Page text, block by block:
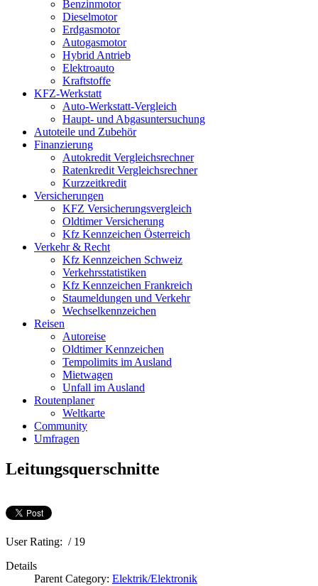
Benzinmotor
Dieselmotor
Erdgasmotor
Autogasmotor
Hybrid Antrieb
Elektroauto
Kraftstoffe
KFZ-Werkstatt
Auto-Werkstatt-Vergleich
Haupt- und Abgasuntersuchung
Autoteile und Zubehör
Finanzierung
Autokredit Vergleichsrechner
Ratenkredit Vergleichsrechner
Kurzzeitkredit
Versicherungen
KFZ Versicherungsvergleich
Oldtimer Versicherung
Kfz Kennzeichen Österreich
Verkehr & Recht
Kfz Kennzeichen Schweiz
Verkehrsstatistiken
Kfz Kennzeichen Frankreich
Staumeldungen und Verkehr
Wechselkennzeichen
Reisen
Autoreise
Oldtimer Kennzeichen
Tempolimits im Ausland
Mietwagen
Unfall im Ausland
Routenplaner
Weltkarte
Community
Umfragen
Leitungsquerschnitte
User Rating: / 19
Details
Parent Category: Elektrik/Elektronik